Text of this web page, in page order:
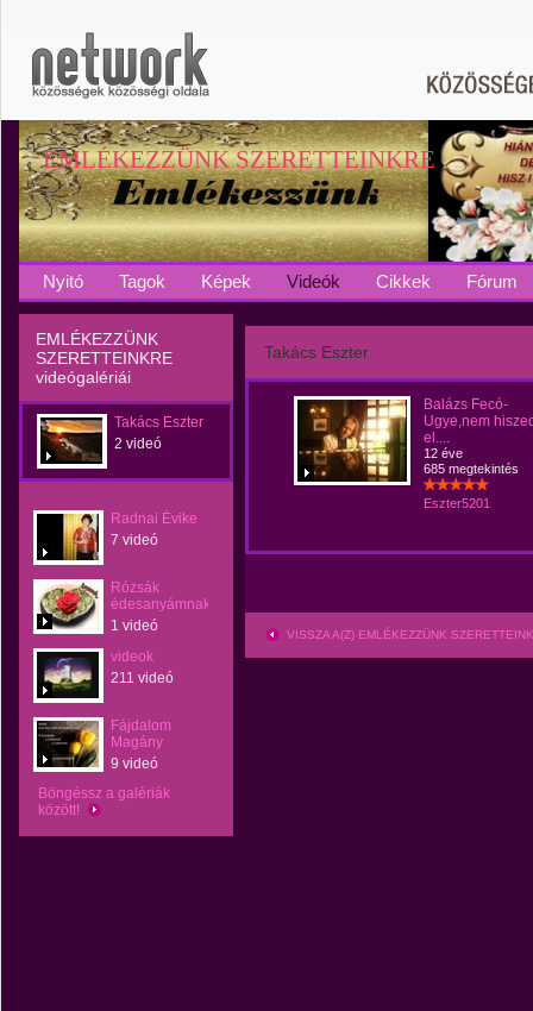
EMLÉKEZZÜNK SZERETTEINKRE
Nyitó Tagok Képek Videók Cikkek Fórum
EMLÉKEZZÜNK
SZERETTEINKRE
videógalériái
Takács Eszter
2 videó
Radnai Évike
7 videó
Rózsák
édesanyámnak
1 videó
videok
211 videó
Fájdalom
Magány
9 videó
Böngéssz a galériák
között!
Takács Eszter
Balázs Fecó-
Ugye,nem
el....
12 éve
685 megtekintés
Eszter5201
VISSZA A(Z) EMLÉKEZZÜNK